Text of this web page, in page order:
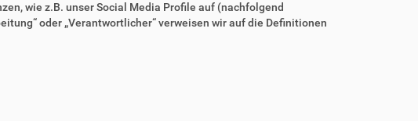
wie z.B. unser Social Media Profile auf (nachfolgend
oder „Verantwortlicher“ verweisen wir auf die Definitionen